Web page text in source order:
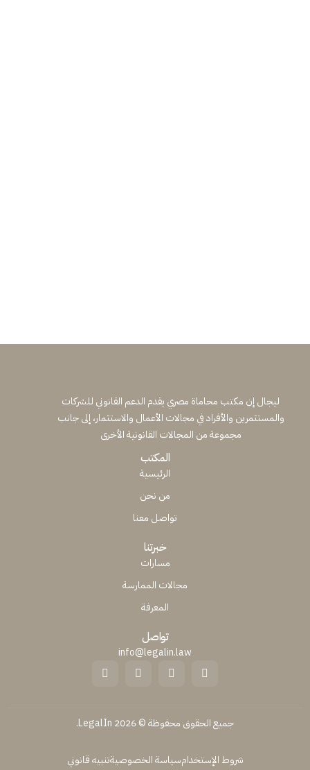
ليجال إن مكتب محاماة مصري يقدم الدعم القانوني للشركات
والمستثمرين والأفراد في مجالات الأعمال والاستثمار، إلى جانب
مجموعة من المجالات القانونية الأخرى
المكتب
الرئيسية
من نحن
تواصل معنا
خبرتنا
مسارات
مجالات الممارسة
المعرفة
تواصل
info@legalin.law
جميع الحقوق محفوظة © 2026 LegalIn.
شروط الإستخدامسياسة الخصوصيةتنبيه قانوني